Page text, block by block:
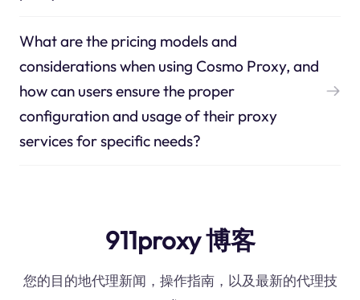
What are the pricing models and
considerations when using Cosmo Proxy, and
how can users ensure the proper
configuration and usage of their proxy
services for specific needs?
911proxy 博客
您的目的地代理新闻，操作指南，以及最新的代理技